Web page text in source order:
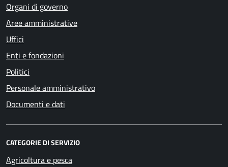
Organi di governo
Aree amministrative
Uffici
Enti e fondazioni
Politici
Personale amministrativo
Documenti e dati
CATEGORIE DI SERVIZIO
Agricoltura e pesca